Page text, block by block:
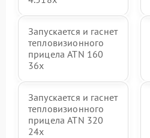
Запускается и гаснет
тепловизионного
прицела ATN 160
36x
Запускается и гаснет
тепловизионного
прицела ATN 320
24x